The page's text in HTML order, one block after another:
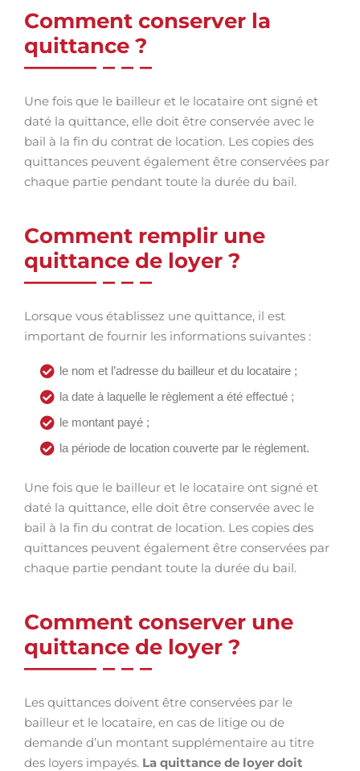
Comment conserver la
quittance ?
Une fois que le bailleur et le locataire ont signé et
daté la quittance, elle doit être conservée avec le
bail à la fin du contrat de location. Les copies des
quittances peuvent également être conservées par
chaque partie pendant toute la durée du bail.
Comment remplir une
quittance de loyer ?
Lorsque vous établissez une quittance, il est
important de fournir les informations suivantes :
le nom et l’adresse du bailleur et du locataire ;
la date à laquelle le règlement a été effectué ;
le montant payé ;
la période de location couverte par le règlement.
Une fois que le bailleur et le locataire ont signé et
daté la quittance, elle doit être conservée avec le
bail à la fin du contrat de location. Les copies des
quittances peuvent également être conservées par
chaque partie pendant toute la durée du bail.
Comment conserver une
quittance de loyer ?
Les quittances doivent être conservées par le
bailleur et le locataire, en cas de litige ou de
demande d’un montant supplémentaire au titre
des loyers impayés. La quittance de loyer doit